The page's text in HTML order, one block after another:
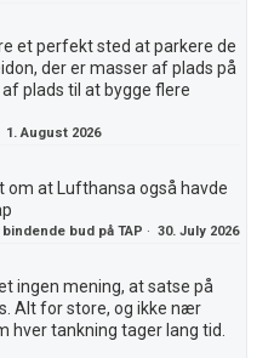
et perfekt sted at parkere de
der er masser af plads på
plads til at bygge flere
1. August 2026
om at Lufthansa også havde
bud på TAP ·30. July 2026
ingen mening, at satse på
Alt for store, og ikke nær
hver tankning tager lang tid.